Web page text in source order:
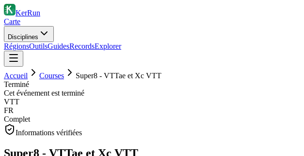
KerRun
Carte
Disciplines
RégionsOutilsGuidesRecordsExplorer
Accueil Courses
Super8 - VTTae et Xc VTT
Terminé
Cet événement est terminé
VTT
FR
Complet
Informations vérifiées
Super8 - VTTae et Xc VTT